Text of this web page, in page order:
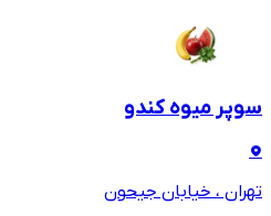
سوپر میوه کندو
تهران ، خیابان جیحون